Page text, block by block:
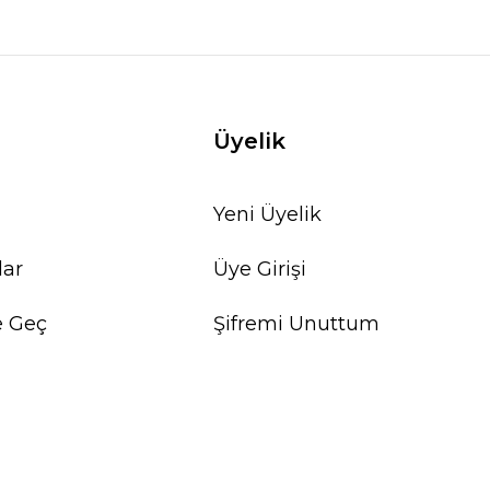
Geç
Üyelik
Yeni Üyelik
Üye Girişi
Şifremi Unuttum